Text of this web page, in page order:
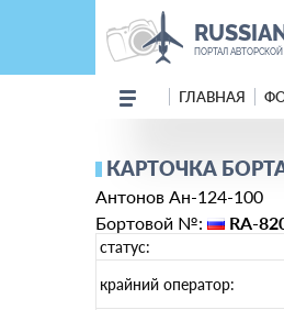
ПОРТАЛ
ГЛАВНАЯ
КАРТОЧКА
Антонов Ан-124-100
Бортовой №:
RA-
статус:
крайний оператор: